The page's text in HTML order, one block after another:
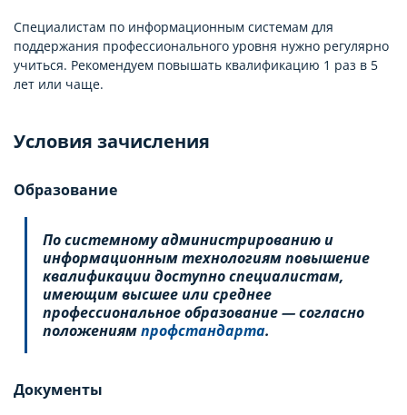
Специалистам по информационным системам для
поддержания профессионального уровня нужно регулярно
учиться. Рекомендуем повышать квалификацию 1 раз в 5
лет или чаще.
Условия зачисления
Образование
По системному администрированию и
информационным технологиям повышение
квалификации доступно специалистам,
имеющим высшее или среднее
профессиональное образование — согласно
положениямпрофстандарта.
Документы